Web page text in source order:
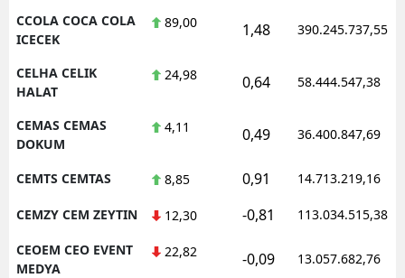
CCOLA COCA COLA
ICECEK
89,00 1,48 390.245.737,55
CELHA CELIK
HALAT
24,98 0,64 58.444.547,38
CEMAS CEMAS
DOKUM
4,11 0,49 36.400.847,69
CEMTS CEMTAS 8,85 0,91 14.713.219,16
CEMZY CEM ZEYTIN 12,30 -0,81 113.034.515,38
CEOEM CEO EVENT
MEDYA
22,82 -0,09 13.057.682,76